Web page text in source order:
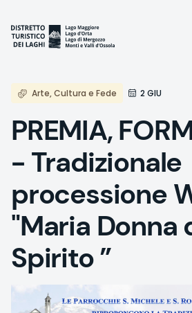
Inhalt
Arte, Cultura e Fede 2 GIU
PREMIA,
- Tradizionale
processione
"Maria Donna
Spirito ”